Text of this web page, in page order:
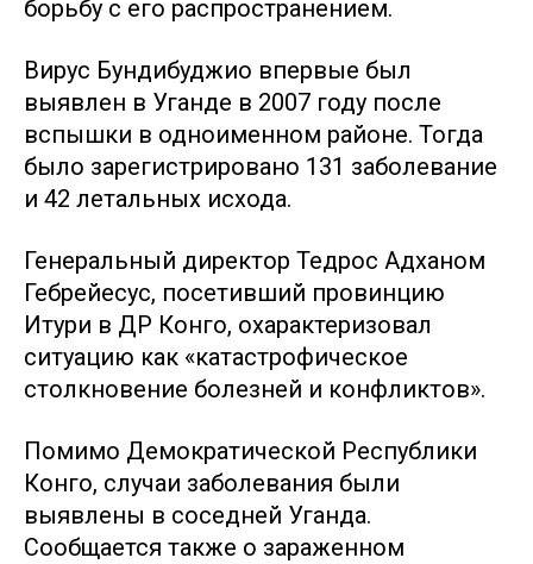
борьбу с его распространением.
Вирус Бундибуджио впервые был
выявлен в Уганде в 2007 году после
вспышки в одноименном районе. Тогда
было зарегистрировано 131 заболевание
и 42 летальных исхода.
Генеральный директор Тедрос Адханом
Гебрейесус, посетивший провинцию
Итури в ДР Конго, охарактеризовал
ситуацию как «катастрофическое
столкновение болезней и конфликтов».
Помимо Демократической Республики
Конго, случаи заболевания были
выявлены в соседней Уганда.
Сообщается также о зараженном